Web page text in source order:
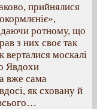
прийнялися
ротному, що
з них своє так
верталися москалі
Явдохи
вже сама
як сховану й